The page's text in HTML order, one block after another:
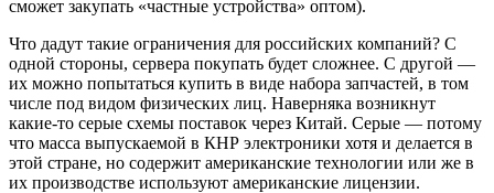
сможет закупать «частные устройства» оптом).
Что дадут такие ограничения для российских компаний? С
одной стороны, сервера покупать будет сложнее. С другой —
их можно попытаться купить в виде набора запчастей, в том
числе под видом физических лиц. Наверняка возникнут
какие-то серые схемы поставок через Китай. Серые — потому
что масса выпускаемой в КНР электроники хотя и делается в
этой стране, но содержит американские технологии или же в
их производстве используют американские лицензии.